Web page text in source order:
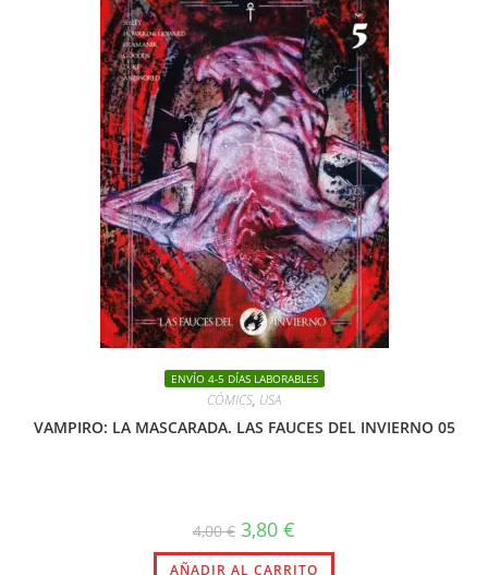
ENVÍO 4-5 DÍAS LABORABLES
CÓMICS, USA
VAMPIRO: LA MASCARADA. LAS FAUCES DEL INVIERNO 05
4,00€ El
precio
original
3,80 €
actual
AÑADIR AL CARRITO